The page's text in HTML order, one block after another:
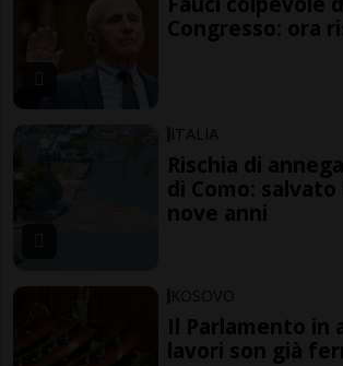
Congresso: ora
ITALIA
Rischia di
di Como:
nove anni
KOSOVO
Il Parlamento in
lavori son già